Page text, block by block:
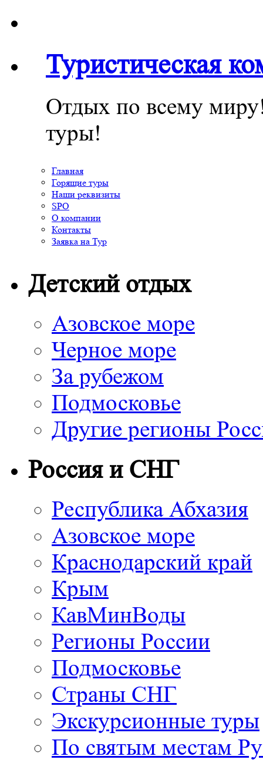
Туристическая
Отдых по всему
туры!
Главная
Горящие туры
Наши реквизиты
SPO
О компании
Контакты
Заявка на Тур
Детский отдых
Азовское море
Черное море
За рубежом
Подмосковье
Другие регионы
Россия и СНГ
Республика Абхазия
Азовское море
Краснодарский край
Крым
КавМинВоды
Регионы России
Подмосковье
Страны СНГ
Экскурсионные туры
По святым местам